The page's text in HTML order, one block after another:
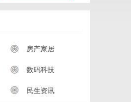
房产家居
数码科技
民生资讯